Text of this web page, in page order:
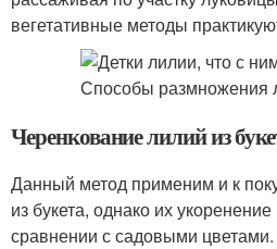
вегетативные методы
Черенкование лилий из
Данный метод применим и к
из букета, однако их
сравнении с садовыми цветами.